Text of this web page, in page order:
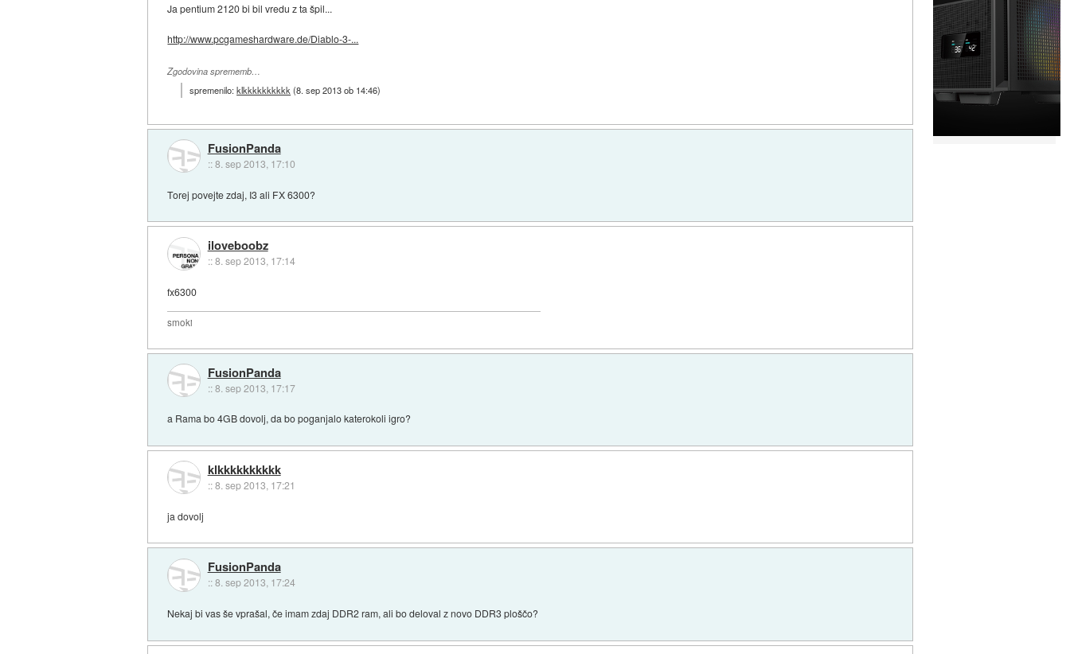
Ja pentium 2120 bi bil vredu z ta špil...
http://www.pcgameshardware.de/Diablo-3-...
Zgodovina sprememb…
spremenilo:klkkkkkkkkkk (8. sep 2013 ob 14:46)
FusionPanda
::8. sep 2013, 17:10
Torej povejte zdaj, I3 ali FX 6300?
iloveboobz
::8. sep 2013, 17:14
fx6300
smoki
FusionPanda
::8. sep 2013, 17:17
a Rama bo 4GB dovolj, da bo poganjalo katerokoli igro?
klkkkkkkkkkk
::8. sep 2013, 17:21
ja dovolj
FusionPanda
::8. sep 2013, 17:24
Nekaj bi vas še vprašal, če imam zdaj DDR2 ram, ali bo deloval z novo DDR3 ploščo?